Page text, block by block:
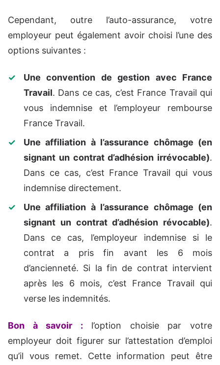
Cependant, outre l’auto-assurance, votre
employeur peut également avoir choisi l’une des
options suivantes :
Une convention de gestion avec France
Travail. Dans ce cas, c’est France Travail qui
vous indemnise et l’employeur rembourse
France Travail.
Une affiliation à l’assurance chômage (en
signant un contrat d’adhésion irrévocable).
Dans ce cas, c’est France Travail qui vous
indemnise directement.
Une affiliation à l’assurance chômage (en
signant un contrat d’adhésion révocable).
Dans ce cas, l’employeur indemnise si le
contrat a pris fin avant les 6 mois
d’ancienneté. Si la fin de contrat intervient
après les 6 mois, c’est France Travail qui
verse les indemnités.
Bon à savoir : l’option choisie par votre
employeur doit figurer sur l’attestation d’emploi
qu’il vous remet. Cette information peut être